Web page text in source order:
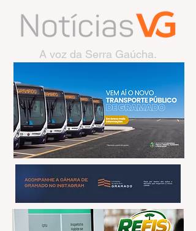
A voz da Serra Gaúcha.